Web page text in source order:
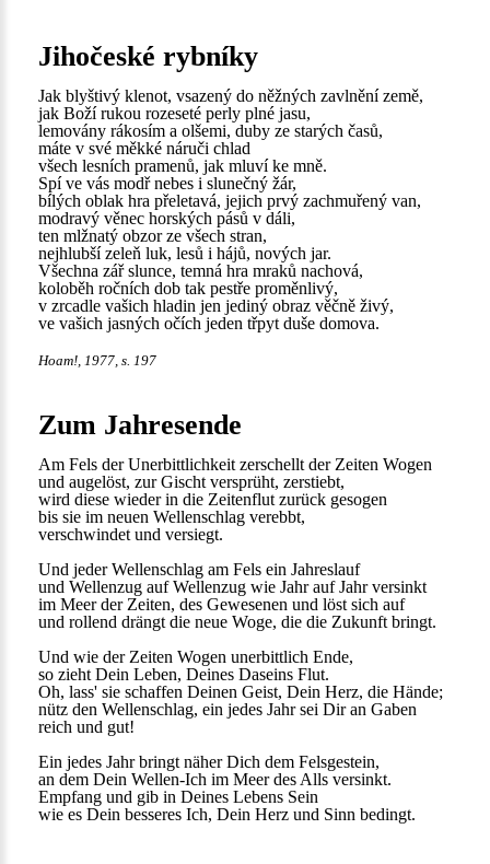
Jihočeské rybníky
Jak blyštivý klenot, vsazený do něžných zavlnění země,
jak Boží rukou rozeseté perly plné jasu,
lemovány rákosím a olšemi, duby ze starých časů,
máte v své měkké náruči chlad
všech lesních pramenů, jak mluví ke mně.
Spí ve vás modř nebes i slunečný žár,
bílých oblak hra přeletavá, jejich prvý zachmuřený van,
modravý věnec horských pásů v dáli,
ten mlžnatý obzor ze všech stran,
nejhlubší zeleň luk, lesů i hájů, nových jar.
Všechna zář slunce, temná hra mraků nachová,
koloběh ročních dob tak pestře proměnlivý,
v zrcadle vašich hladin jen jediný obraz věčně živý,
ve vašich jasných očích jeden třpyt duše domova.
Hoam!, 1977, s. 197
Zum Jahresende
Am Fels der Unerbittlichkeit zerschellt der Zeiten Wogen
und augelöst, zur Gischt versprüht, zerstiebt,
wird diese wieder in die Zeitenflut zurück gesogen
bis sie im neuen Wellenschlag verebbt,
verschwindet und versiegt.
Und jeder Wellenschlag am Fels ein Jahreslauf
und Wellenzug auf Wellenzug wie Jahr auf Jahr versinkt
im Meer der Zeiten, des Gewesenen und löst sich auf
und rollend drängt die neue Woge, die die Zukunft bringt.
Und wie der Zeiten Wogen unerbittlich Ende,
so zieht Dein Leben, Deines Daseins Flut.
Oh, lass' sie schaffen Deinen Geist, Dein Herz, die Hände;
nütz den Wellenschlag, ein jedes Jahr sei Dir an Gaben
reich und gut!
Ein jedes Jahr bringt näher Dich dem Felsgestein,
an dem Dein Wellen-Ich im Meer des Alls versinkt.
Empfang und gib in Deines Lebens Sein
wie es Dein besseres Ich, Dein Herz und Sinn bedingt.